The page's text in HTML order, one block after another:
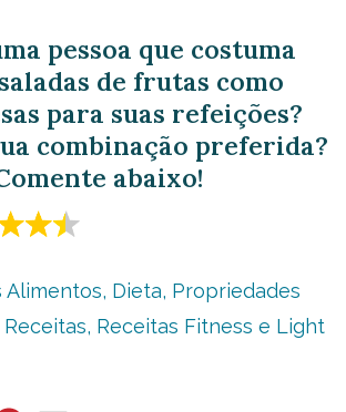
pessoa que costuma
de frutas como
para suas refeições?
combinação preferida?
abaixo!
Alimentos, Dieta, Propriedades
Receitas, Receitas Fitness e Light